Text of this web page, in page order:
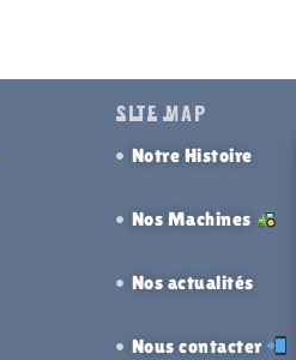
SITE MAP
Notre Histoire
Nos Machines
Nos actualités
Nous contacter